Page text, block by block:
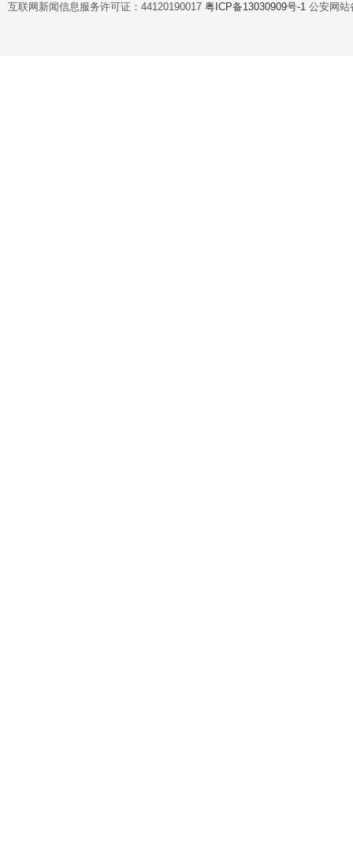
互联网新闻信息服务许可证：44120190017 粤ICP备13030909号-1 公安网站